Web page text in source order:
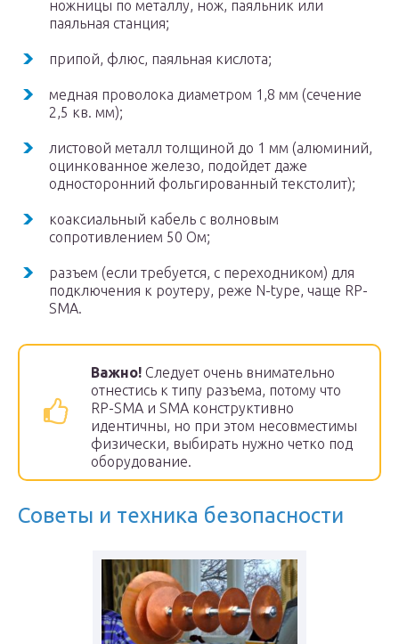
ножницы по металлу, нож, паяльник или
паяльная станция;
припой, флюс, паяльная кислота;
медная проволока диаметром 1,8 мм (сечение
2,5 кв. мм);
листовой металл толщиной до 1 мм (алюминий,
оцинкованное железо, подойдет даже
односторонний фольгированный текстолит);
коаксиальный кабель с волновым
сопротивлением 50 Ом;
разъем (если требуется, с переходником) для
подключения к роутеру, реже N-type, чаще RP-
SMA.
Важно! Следует очень внимательно
отнестись к типу разъема, потому что
RP-SMA и SMA конструктивно
идентичны, но при этом несовместимы
физически, выбирать нужно четко под
оборудование.
Советы и техника безопасности